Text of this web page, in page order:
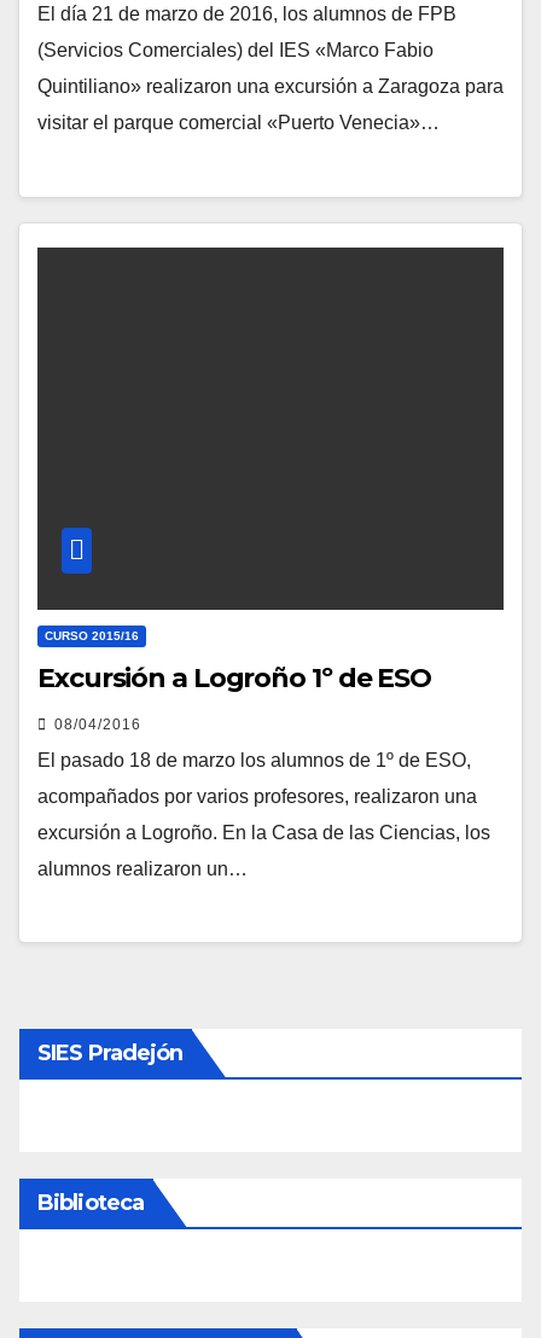
El día 21 de marzo de 2016, los alumnos de FPB
(Servicios Comerciales) del IES «Marco Fabio
Quintiliano» realizaron una excursión a Zaragoza para
visitar el parque comercial «Puerto Venecia»…
CURSO 2015/16
Excursión a Logroño 1º de ESO
08/04/2016
El pasado 18 de marzo los alumnos de 1º de ESO,
acompañados por varios profesores, realizaron una
excursión a Logroño. En la Casa de las Ciencias, los
alumnos realizaron un…
SIES Pradejón
Biblioteca